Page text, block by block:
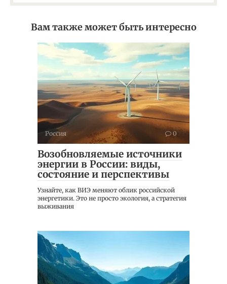
Вам также может быть интересно
Россия 0
Возобновляемые источники
энергии в России: виды,
состояние и перспективы
Узнайте, как ВИЭ меняют облик российской
энергетики. Это не просто экология, а стратегия
выживания